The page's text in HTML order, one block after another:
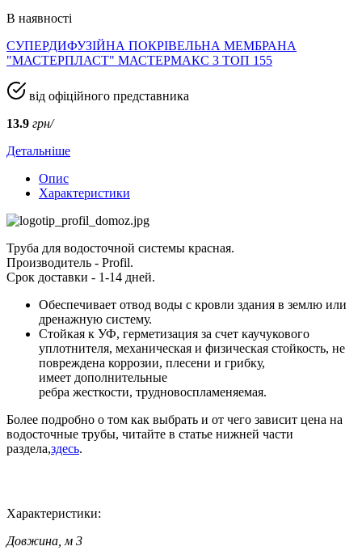
В наявності
СУПЕРДИФУЗІЙНА ПОКРІВЕЛЬНА МЕМБРАНА
"МАСТЕРПЛАСТ" МАСТЕРМАКС 3 ТОП 155
від офіційного представника
13.9 грн/
Детальніше
Опис
Характеристики
Труба для водосточной системы красная.
Производитель - Profil.
Срок доставки - 1-14 дней.
Обеспечивает отвод воды с кровли здания в землю или
дренажную систему.
Стойкая к УФ, герметизация за счет каучукового
уплотнителя, механическая и физическая стойкость, не
повреждена коррозии, плесени и грибку,
имеет дополнительные
ребра жесткости, трудновоспламеняемая.
Более подробно о том как выбрать и от чего зависит цена на
водосточные трубы, читайте в статье нижней части
раздела,здесь.
Характеристики:
Довжина, м 3